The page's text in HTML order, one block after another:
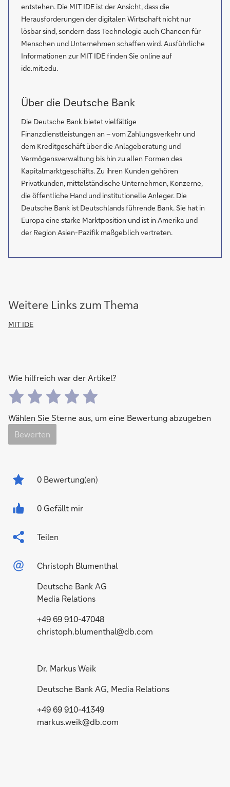
entstehen. Die MIT IDE ist der Ansicht, dass die
Herausforderungen der digitalen Wirtschaft nicht nur
lösbar sind, sondern dass Technologie auch Chancen für
Menschen und Unternehmen schaffen wird. Ausführliche
Informationen zur MIT IDE finden Sie online auf
ide.mit.edu.
Über die Deutsche Bank
Die Deutsche Bank bietet vielfältige
Finanzdienstleistungen an – vom Zahlungsverkehr und
dem Kreditgeschäft über die Anlageberatung und
Vermögensverwaltung bis hin zu allen Formen des
Kapitalmarktgeschäfts. Zu ihren Kunden gehören
Privatkunden, mittelständische Unternehmen, Konzerne,
die öffentliche Hand und institutionelle Anleger. Die
Deutsche Bank ist Deutschlands führende Bank. Sie hat in
Europa eine starke Marktposition und ist in Amerika und
der Region Asien-Pazifik maßgeblich vertreten.
Weitere Links zum Thema
MIT IDE
Wie hilfreich war der Artikel?
Wählen Sie Sterne aus, um eine Bewertung abzugeben
Bewerten
0 Bewertung(en)
0 Gefällt mir
Teilen
Christoph Blumenthal
Deutsche Bank AG
Media Relations
+49 69 910-47048
christoph.blumenthal@db.com
Dr. Markus Weik
Deutsche Bank AG, Media Relations
+49 69 910-41349
markus.weik@db.com